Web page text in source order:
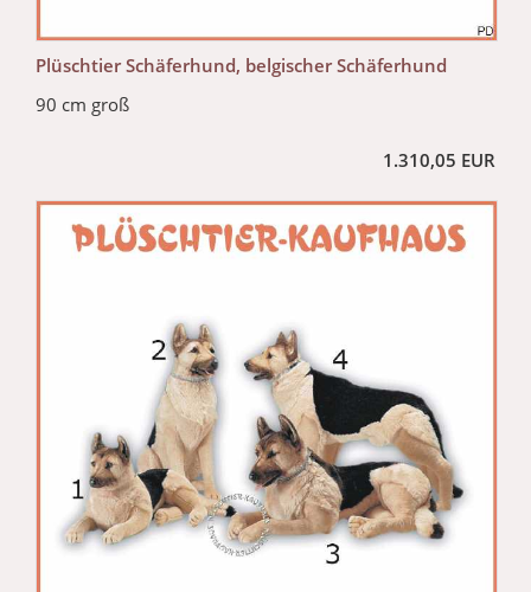
Plüschtier Schäferhund, belgischer Schäferhund
90 cm groß
1.310,05 EUR